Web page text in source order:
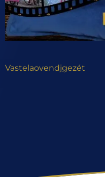
Vastelaovendjgezét